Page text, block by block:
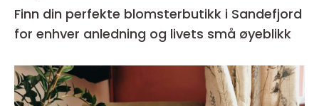
Finn din perfekte blomsterbutikk i Sandefjord
for enhver anledning og livets små øyeblikk